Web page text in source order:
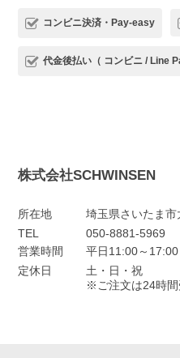
コンビニ決済・Pay-easy
代金後払い（ コンビニ / Line
株式会社SCHWINSEN
所在地
埼玉県さいたま
TEL
050-8881-5969
営業時間
平日11:00～17:00
定休日
土・日・祝
※ご注文は24時間